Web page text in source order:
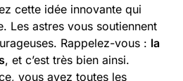
cette idée innovante qui
Les astres vous soutiennent
Rappelez-vous : la
, et c’est très bien ainsi.
vous avez toutes les